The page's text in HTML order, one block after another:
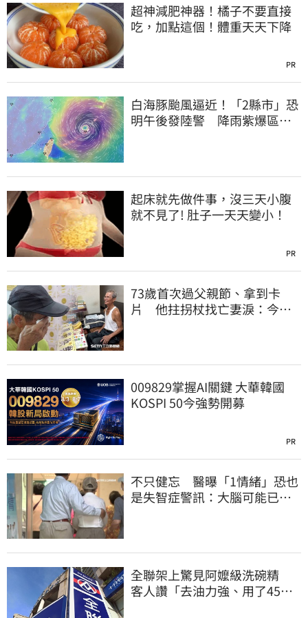
超神減肥神器！橘子不要直接
吃，加點這個！體重天天下降
PR
白海豚颱風逼近！「2縣市」恐
明午後發陸警 降雨紫爆區域
起床就先做件事，沒三天小腹
就不見了! 肚子一天天變小！
PR
73歲首次過父親節、拿到卡
片 他拄拐杖找亡妻淚：今天
009829掌握AI關鍵 大華韓國
KOSPI 50今強勢開募
PR
不只健忘 醫曝「1情緒」恐也
是失智症警訊：大腦可能已發
全聯架上驚見阿嬤級洗碗精
客人讚「去油力強、用了45